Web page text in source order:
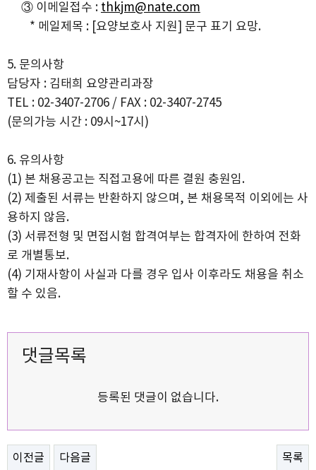
③ 이메일접수 : thkjm@nate.com
* 메일제목 : [요양보호사 지원] 문구 표기 요망.
5. 문의사항
담당자 : 김태희 요양관리과장
TEL : 02-3407-2706 / FAX : 02-3407-2745
(문의가능 시간 : 09시~17시)
6. 유의사항
(1) 본 채용공고는 직접고용에 따른 결원 충원임.
(2) 제출된 서류는 반환하지 않으며, 본 채용목적 이외에는 사
용하지 않음.
(3) 서류전형 및 면접시험 합격여부는 합격자에 한하여 전화
로 개별통보.
(4) 기재사항이 사실과 다를 경우 입사 이후라도 채용을 취소
할 수 있음.
댓글목록
등록된 댓글이 없습니다.
이전글 다음글 목록